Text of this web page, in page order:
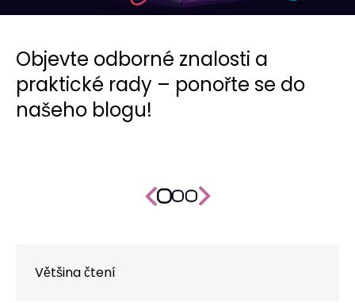
Objevte odborné znalosti a
praktické rady – ponořte se do
našeho blogu!
Většina čtení